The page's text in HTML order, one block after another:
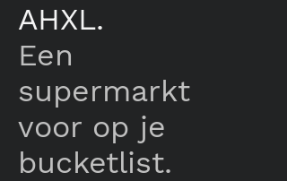
AHXL.
Een
supermarkt
voor op je
bucketlist.